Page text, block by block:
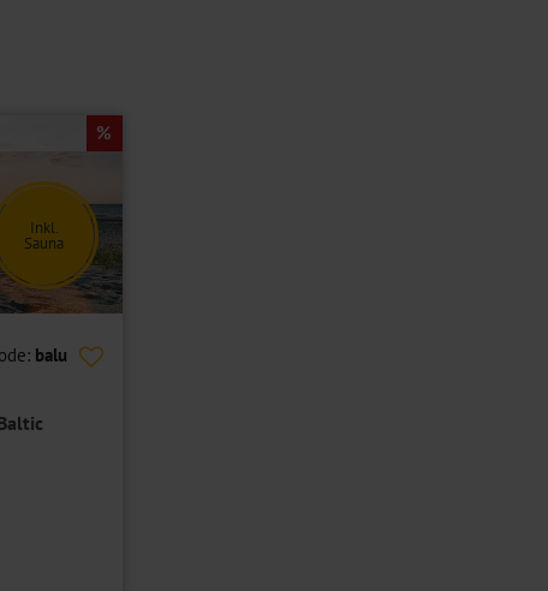
Inkl.
Sauna
balu